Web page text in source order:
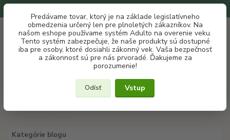
Predávame tovar, ktorý je na základe legislatívneho
obmedzenia určený len pre plnoletých zákazníkov. Na
našom eshope používame systém Adulto na overenie veku.
Tento systém zabezpečuje, že naše produkty sú dostupné
iba pre osoby, ktoré dosiahli zákonný vek. Vaša bezpečnosť
a zákonnosť sú pre nás prvoradé. Ďakujeme za
porozumenie!
Odísť Vstup
EUR
+421 907 302 607
(Po-Pia, 10 -18 hod.)
za€ 0
Kategórie blogu